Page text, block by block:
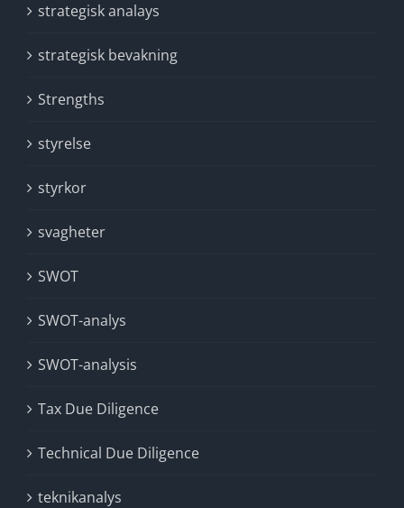
strategisk analays
strategisk bevakning
Strengths
styrelse
styrkor
svagheter
SWOT
SWOT-analys
SWOT-analysis
Tax Due Diligence
Technical Due Diligence
teknikanalys